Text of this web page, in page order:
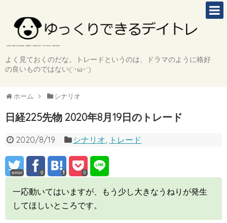
よく見ておくのだな。トレードというのは、ドラマのように格好
の良いものではない(`･ω･´)
ホーム シナリオ
日経225先物 2020年8月19日のトレード
2020/8/19 シナリオ トレード
error 0 0
一応動いてはいますが、もう少し大きなうねりが発生
してほしいところです。